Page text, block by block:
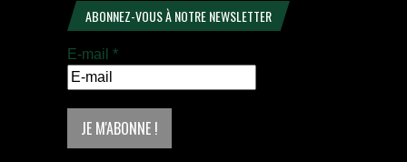
ABONNEZ-VOUS À NOTRE NEWSLETTER
E-mail *